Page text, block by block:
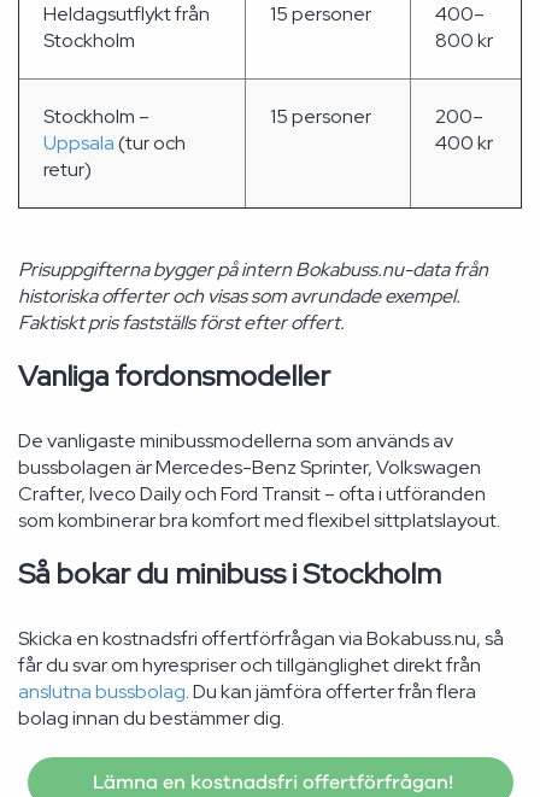
Heldagsutflykt från
Stockholm
15 personer
400–
800 kr
Stockholm –
Uppsala(tur och
retur)
15 personer
200–
400 kr
Prisuppgifterna bygger på intern Bokabuss.nu-data från
historiska offerter och visas som avrundade exempel.
Faktiskt pris fastställs först efter offert.
Vanliga fordonsmodeller
De vanligaste minibussmodellerna som används av
bussbolagen är Mercedes-Benz Sprinter, Volkswagen
Crafter, Iveco Daily och Ford Transit – ofta i utföranden
som kombinerar bra komfort med flexibel sittplatslayout.
Så bokar du minibuss i Stockholm
Skicka en kostnadsfri offertförfrågan via Bokabuss.nu, så
får du svar om hyrespriser och tillgänglighet direkt från
anslutna bussbolag. Du kan jämföra offerter från flera
bolag innan du bestämmer dig.
Lämna en kostnadsfri offertförfrågan!